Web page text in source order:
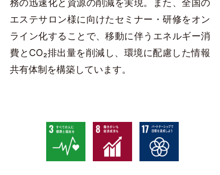
務の迅速化と資源の削減を実現。また、全国の
エステサロン様に向けたセミナー・研修をオン
ライン化することで、移動に伴うエネルギー消
費とCO₂排出量を削減し、環境に配慮した情報
共有体制を構築しています。